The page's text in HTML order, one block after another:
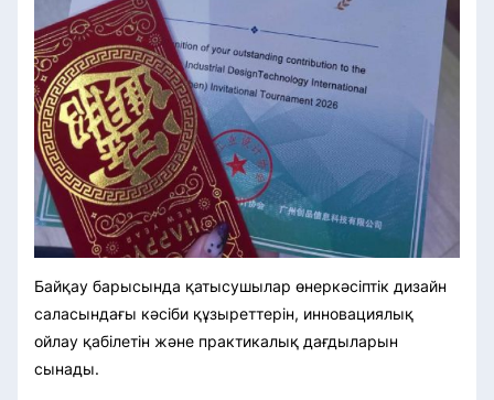
Байқау барысында қатысушылар өнеркәсіптік дизайн
саласындағы кәсіби құзыреттерін, инновациялық
ойлау қабілетін және практикалық дағдыларын
сынады.